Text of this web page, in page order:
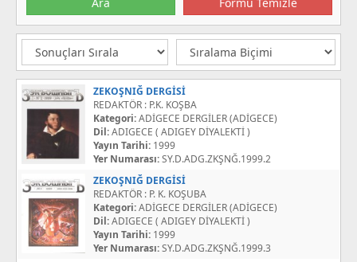
ZEKOŞNIĞ DERGİSİ
REDAKTÖR : P.K. KOŞBA
Kategori:ADİGECE DERGİLER (ADİGECE)
Dil:ADIGECE ( ADIGEY DİYALEKTİ )
Yayın Tarihi: 1999
Yer Numarası:SY.D.ADG.ZKŞNĞ.1999.2
ZEKOŞNIĞ DERGİSİ
REDAKTÖR : P. K. KOŞUBA
Kategori:ADİGECE DERGİLER (ADİGECE)
Dil:ADIGECE ( ADIGEY DİYALEKTİ )
Yayın Tarihi: 1999
Yer Numarası:SY.D.ADG.ZKŞNĞ.1999.3